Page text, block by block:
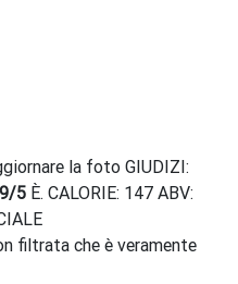
la foto GIUDIZI:
/5 È. CALORIE: 147 ABV:
filtrata che è veramente